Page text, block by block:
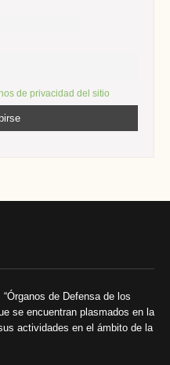
de privacidad del sitio
de Defensa de los
se encuentran plasmados en la
actividades en el ámbito de la